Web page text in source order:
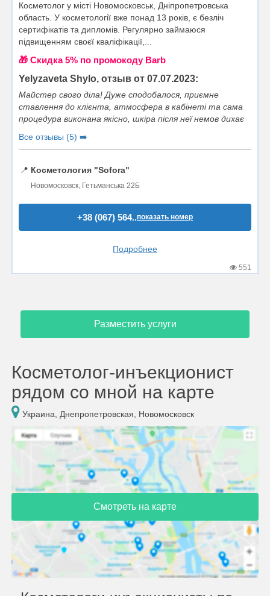
Косметолог у місті Новомосковськ, Дніпропетровська
область. У косметології вже понад 13 років, є безліч
сертифікатів та дипломів. Регулярно займаюся
підвищенням своєї кваліфікації,...
🎁 Cкидка 5% по промокоду Barb
Yelyzaveta Shylo, отзыв от 07.07.2023:
Майстер свого діла! Дуже сподобалося, приємне
ставлення до клієнта, атмосфера в кабінеті та сама
процедура виконана якісно, шкіра після неї немов дихає
Все отзывы (5) ➡️
📍 Косметология "Sofora"
Новомосковск, Гетьманська 22Б
+38 (067) 564..показать номер
Подробнее
551
Разместить услуги
Косметолог-инъекционист
рядом со мной на карте
Украина, Днепропетровская, Новомосковск
Смотреть на карте